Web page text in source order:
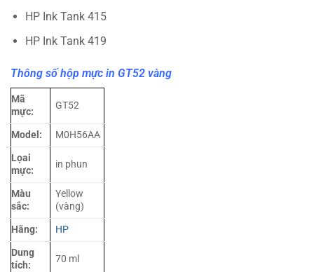
HP Ink Tank 415
HP Ink Tank 419
Thông số hộp mực in GT52 vàng
Mã
mực:
GT52
Model:
M0H56AA
Lọai
mực:
in phun
Màu
sắc:
Yellow
(vàng)
Hãng:
HP
Dung
tích:
70 ml